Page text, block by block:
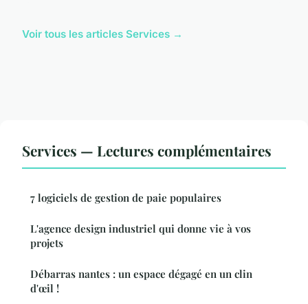
Voir tous les articles Services →
Services — Lectures complémentaires
7 logiciels de gestion de paie populaires
L'agence design industriel qui donne vie à vos
projets
Débarras nantes : un espace dégagé en un clin
d'œil !